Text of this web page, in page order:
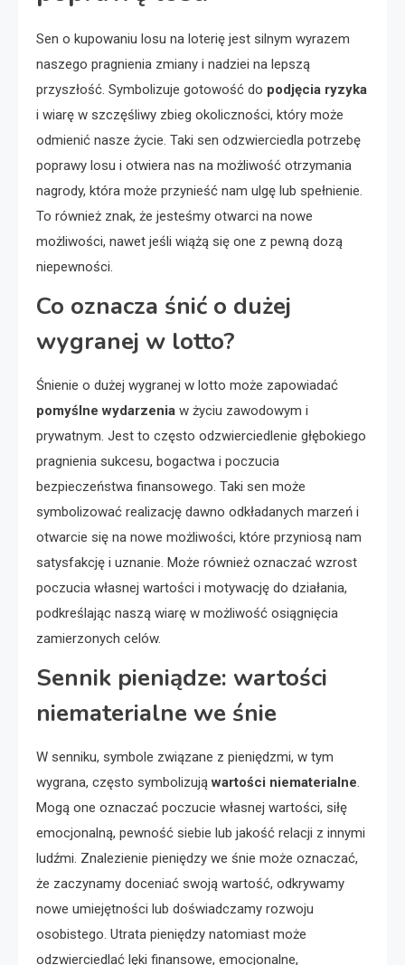
Sen o kupowaniu losu na loterię jest silnym wyrazem
naszego pragnienia zmiany i nadziei na lepszą
przyszłość. Symbolizuje gotowość do podjęcia ryzyka
i wiarę w szczęśliwy zbieg okoliczności, który może
odmienić nasze życie. Taki sen odzwierciedla potrzebę
poprawy losu i otwiera nas na możliwość otrzymania
nagrody, która może przynieść nam ulgę lub spełnienie.
To również znak, że jesteśmy otwarci na nowe
możliwości, nawet jeśli wiążą się one z pewną dozą
niepewności.
Co oznacza śnić o dużej
wygranej w lotto?
Śnienie o dużej wygranej w lotto może zapowiadać
pomyślne wydarzenia w życiu zawodowym i
prywatnym. Jest to często odzwierciedlenie głębokiego
pragnienia sukcesu, bogactwa i poczucia
bezpieczeństwa finansowego. Taki sen może
symbolizować realizację dawno odkładanych marzeń i
otwarcie się na nowe możliwości, które przyniosą nam
satysfakcję i uznanie. Może również oznaczać wzrost
poczucia własnej wartości i motywację do działania,
podkreślając naszą wiarę w możliwość osiągnięcia
zamierzonych celów.
Sennik pieniądze: wartości
niematerialne we śnie
W senniku, symbole związane z pieniędzmi, w tym
wygrana, często symbolizująwartości niematerialne.
Mogą one oznaczać poczucie własnej wartości, siłę
emocjonalną, pewność siebie lub jakość relacji z innymi
ludźmi. Znalezienie pieniędzy we śnie może oznaczać,
że zaczynamy doceniać swoją wartość, odkrywamy
nowe umiejętności lub doświadczamy rozwoju
osobistego. Utrata pieniędzy natomiast może
odzwierciedlać lęki finansowe, emocjonalne,